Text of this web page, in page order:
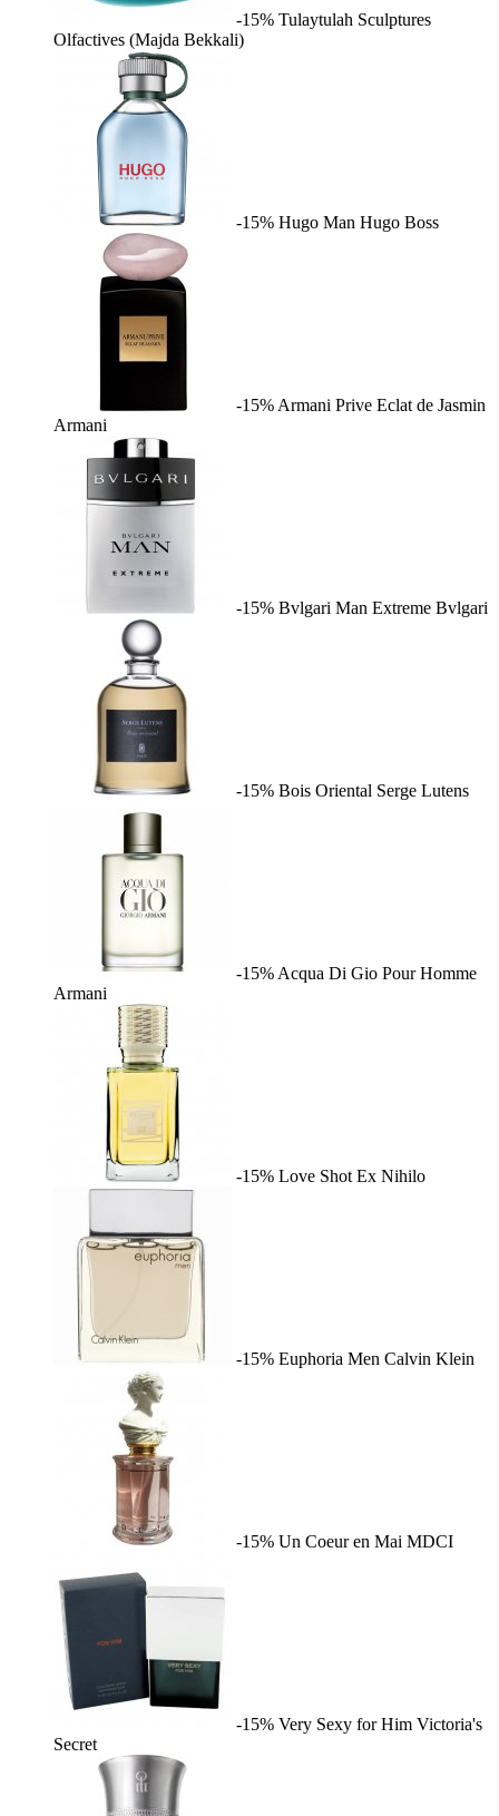
-15% Tulaytulah Sculptures
Olfactives (Majda Bekkali)
-15% Hugo Man Hugo Boss
-15% Armani Prive Eclat de Jasmin
Armani
-15% Bvlgari Man Extreme Bvlgari
-15% Bois Oriental Serge Lutens
-15% Acqua Di Gio Pour Homme
Armani
-15% Love Shot Ex Nihilo
-15% Euphoria Men Calvin Klein
-15% Un Coeur en Mai MDCI
-15% Very Sexy for Him Victoria's
Secret